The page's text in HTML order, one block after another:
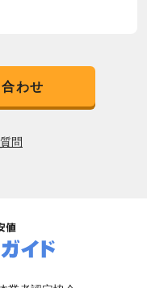
わせ
問